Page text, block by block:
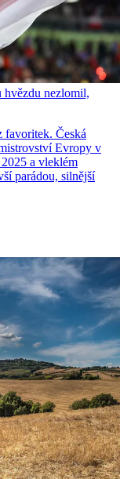
hvězdu nezlomil,
favoritek. Česká
Evropy v
a vleklém
parádou, silnější